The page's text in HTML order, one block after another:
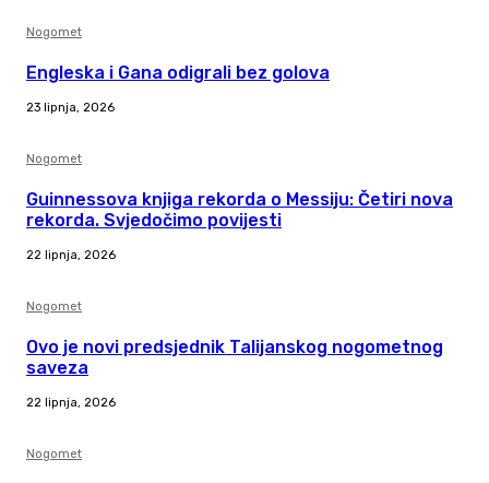
Nogomet
Engleska i Gana odigrali bez golova
23 lipnja, 2026
Nogomet
Guinnessova knjiga rekorda o Messiju: Četiri nova
rekorda. Svjedočimo povijesti
22 lipnja, 2026
Nogomet
Ovo je novi predsjednik Talijanskog nogometnog
saveza
22 lipnja, 2026
Nogomet